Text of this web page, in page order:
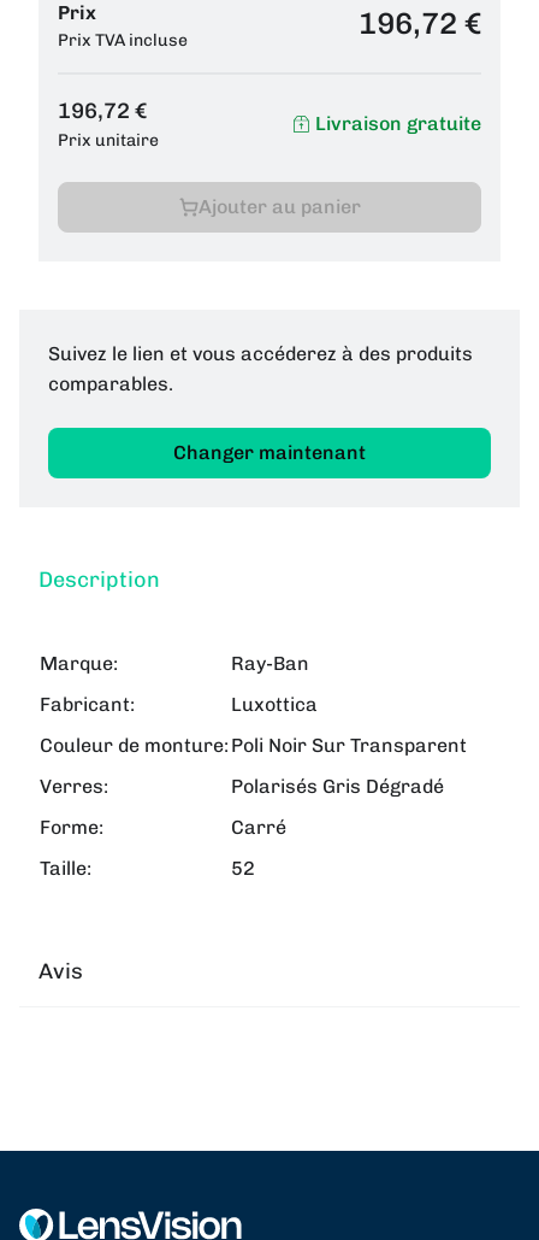
Prix
Prix TVA incluse 196,72 €
196,72 €
Prix unitaire
Livraison gratuite
Ajouter au panier
Suivez le lien et vous accéderez à des produits
comparables.
Changer maintenant
Description
Marque:
Ray-Ban
Fabricant:
Luxottica
Couleur de monture: Poli Noir Sur Transparent
Verres:
Polarisés Gris Dégradé
Forme:
Carré
Taille:
52
Avis